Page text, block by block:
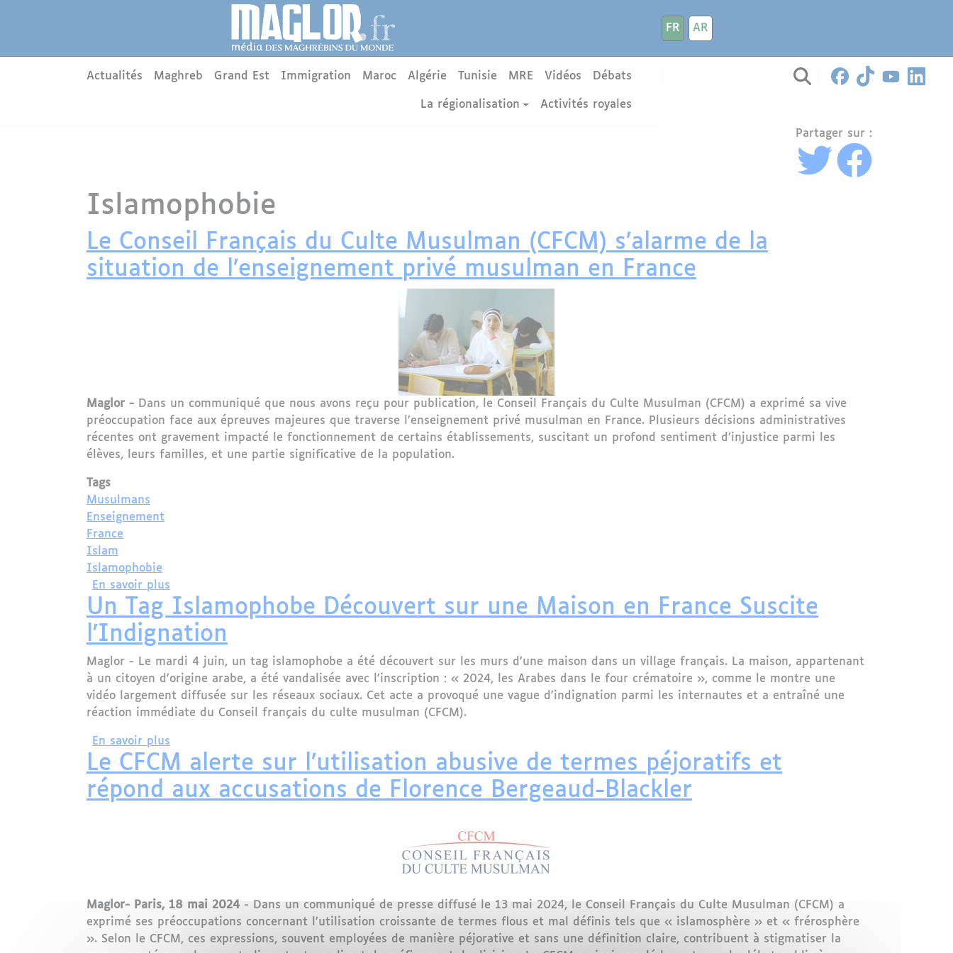
FR
AR
Main menu
Actualités Maghreb Grand Est Immigration Maroc Algérie Tunisie MRE Vidéos Débats
La régionalisation Activités royales
Partager sur :
Islamophobie
Le Conseil Français du Culte Musulman (CFCM) s’alarme de la
situation de l’enseignement privé musulman en France
Maglor - Dans un communiqué que nous avons reçu pour publication, le Conseil Français du Culte Musulman (CFCM) a exprimé sa vive
préoccupation face aux épreuves majeures que traverse l’enseignement privé musulman en France. Plusieurs décisions administratives
récentes ont gravement impacté le fonctionnement de certains établissements, suscitant un profond sentiment d’injustice parmi les
élèves, leurs familles, et une partie significative de la population.
Tags
Musulmans
Enseignement
France
Islam
Islamophobie
En savoir plus
Un Tag Islamophobe Découvert sur une Maison en France Suscite
l'Indignation
Maglor - Le mardi 4 juin, un tag islamophobe a été découvert sur les murs d'une maison dans un village français. La maison, appartenant
à un citoyen d'origine arabe, a été vandalisée avec l'inscription : « 2024, les Arabes dans le four crématoire », comme le montre une
vidéo largement diffusée sur les réseaux sociaux. Cet acte a provoqué une vague d'indignation parmi les internautes et a entraîné une
réaction immédiate du Conseil français du culte musulman (CFCM).
En savoir plus
Le CFCM alerte sur l’utilisation abusive de termes péjoratifs et
répond aux accusations de Florence Bergeaud-Blackler
Maglor- Paris, 18 mai 2024 - Dans un communiqué de presse diffusé le 13 mai 2024, le Conseil Français du Culte Musulman (CFCM) a
exprimé ses préoccupations concernant l’utilisation croissante de termes flous et mal définis tels que « islamosphère » et « frérosphère
». Selon le CFCM, ces expressions, souvent employées de manière péjorative et sans une définition claire, contribuent à stigmatiser la